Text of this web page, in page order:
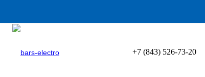
+7 (843) 526-73-20